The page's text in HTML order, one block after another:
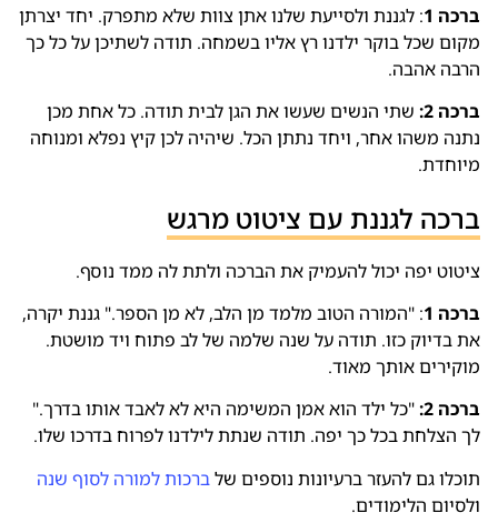
ברכה 1
: לגננת ולסייעת שלנו אתן צוות שלא מתפרק. יחד יצרתן
מקום שכל בוקר ילדנו רץ אליו בשמחה. תודה לשתיכן על כל כך
הרבה אהבה.
ברכה 2:
שתי הנשים שעשו את הגן לבית תודה. כל אחת מכן
נתנה משהו אחר, ויחד נתתן הכל. שיהיה לכן קיץ נפלא ומנוחה
מיוחדת.
ברכה לגננת עם ציטוט מרגש
ציטוט יפה יכול להעמיק את הברכה ולתת לה ממד נוסף.
ברכה 1
: "המורה הטוב מלמד מן הלב, לא מן הספר." גננת יקרה,
את בדיוק כזו. תודה על שנה שלמה של לב פתוח ויד מושטת.
מוקירים אותך מאוד.
ברכה 2:
"כל ילד הוא אמן המשימה היא לא לאבד אותו בדרך."
לך הצלחת בכל כך יפה. תודה שנתת לילדנו לפרוח בדרכו שלו.
תוכלו גם להעזר ברעיונות נוספים שלברכות למורה לסוף שנה
ולסיום הלימודים.